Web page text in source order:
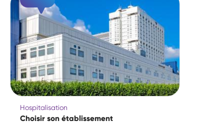
Hospitalisation
Choisir son établissement